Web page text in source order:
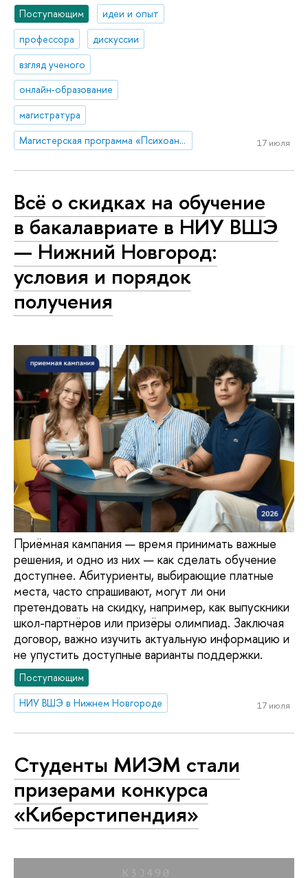
Поступающим
идеи и опыт
профессора
дискуссии
взгляд ученого
онлайн-образование
магистратура
Магистерская программа «Психоанализ и психоаналитическая психотерапия»
17 июля
Всё о скидках на обучение
в бакалавриате в НИУ ВШЭ
— Нижний Новгород:
условия и порядок
получения
Приёмная кампания — время принимать важные
решения, и одно из них — как сделать обучение
доступнее. Абитуриенты, выбирающие платные
места, часто спрашивают, могут ли они
претендовать на скидку, например, как выпускники
школ-партнёров или призёры олимпиад. Заключая
договор, важно изучить актуальную информацию и
не упустить доступные варианты поддержки.
Поступающим
НИУ ВШЭ в Нижнем Новгороде
17 июля
Студенты МИЭМ стали
призерами конкурса
«Киберстипендия»